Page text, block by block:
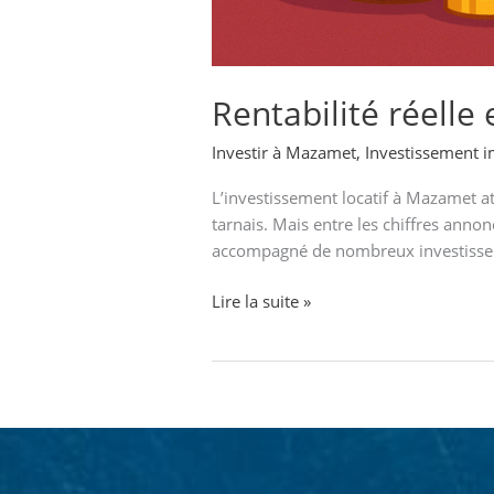
Rentabilité réelle
Investir à Mazamet, Investissement
L’investissement locatif à Mazamet
tarnais. Mais entre les chiffres
accompagné de nombreux
Lire la suite »